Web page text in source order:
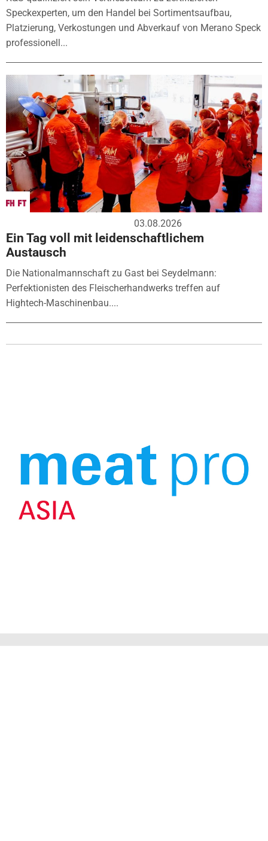
Speckexperten, um den Handel bei Sortimentsaufbau,
Platzierung, Verkostungen und Abverkauf von Merano Speck
professionell...
03.08.2026
Ein Tag voll mit leidenschaftlichem
Austausch
Die Nationalmannschaft zu Gast bei Seydelmann:
Perfektionisten des Fleischerhandwerks treffen auf
Hightech-Maschinenbau....